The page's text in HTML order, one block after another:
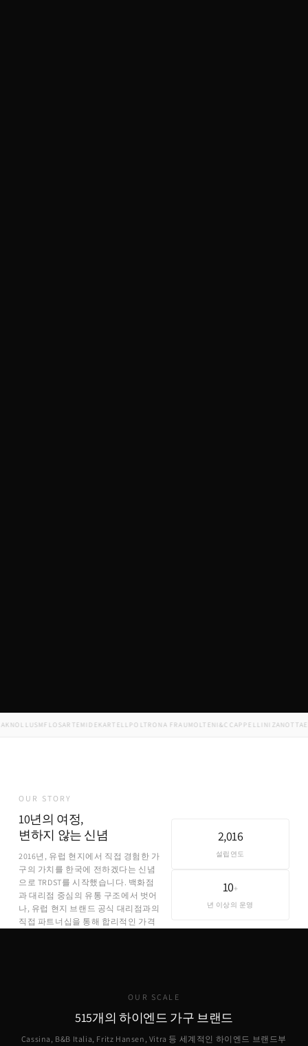
USMFLOSARTEMIDE KARTELLPOLTRONA FRAUMOLTENI&C CAPPELLINI ZANOTTA
OUR STORY
10년의 여정,
변하지 않는 신념
2016년, 유럽 현지에서 직접 경험한 가
구의 가치를 한국에 전하겠다는 신념
으로 TRDST를 시작했습니다. 백화점
과 대리점 중심의 유통 구조에서 벗어
나, 유럽 현지 브랜드 공식 대리점과의
직접 파트너십을 통해 합리적인 가격
2,016
설립연도
10+
년 이상의 운영
OUR SCALE
515개의 하이엔드 가구 브랜드
Cassina, B&B Italia, Fritz Hansen, Vitra 등 세계적인 하이엔드 브랜드부